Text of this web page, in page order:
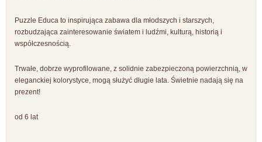
Puzzle Educa to inspirująca zabawa dla młodszych i starszych,
rozbudzająca zainteresowanie światem i ludźmi, kulturą, historią i
współczesnością.
Trwałe, dobrze wyprofilowane, z solidnie zabezpieczoną powierzchnią, w
eleganckiej kolorystyce, mogą służyć długie lata. Świetnie nadają się na
prezent!
od 6 lat